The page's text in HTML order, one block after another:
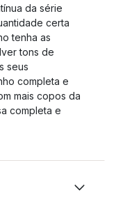
da série
certa
tenha as
tons de
seus
completa e
mais copos da
completa e